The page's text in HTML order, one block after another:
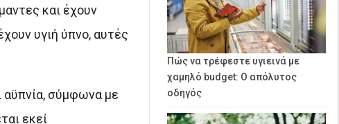
και έχουν
υγιή ύπνο, αυτές
αϋπνία, σύμφωνα με
εκεί
Πώς να τρέφεστε υγιεινά με
χαμηλό budget: Ο απόλυτος
οδηγός